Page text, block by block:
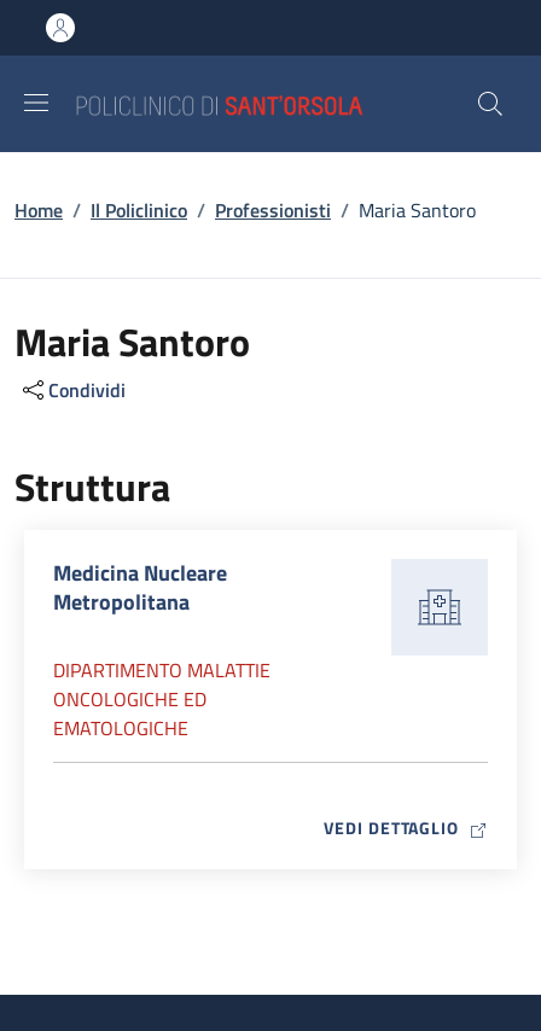
al contenuto principale
to footer content
Briciole di pane
Home / Il Policlinico / Professionisti / Maria Santoro
Maria Santoro
Condividi
Struttura
Medicina Nucleare
Metropolitana
DIPARTIMENTO MALATTIE
ONCOLOGICHE ED
EMATOLOGICHE
VEDI DETTAGLIO MAP ICON